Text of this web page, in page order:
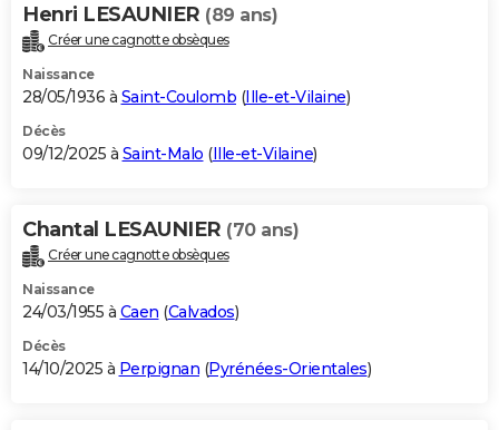
Bricolage
Lifestyle
Culture
Sport
Auto
Television
Voyage
Cinema
Henri LESAUNIER (89 ans)
Créer une cagnotte obsèques
Naissance
28/05/1936 à Saint-Coulomb (Ille-et-Vilaine)
Décès
09/12/2025 à Saint-Malo (Ille-et-Vilaine)
Chantal LESAUNIER (70 ans)
Créer une cagnotte obsèques
Naissance
24/03/1955 à Caen (Calvados)
Décès
14/10/2025 à Perpignan (Pyrénées-Orientales)